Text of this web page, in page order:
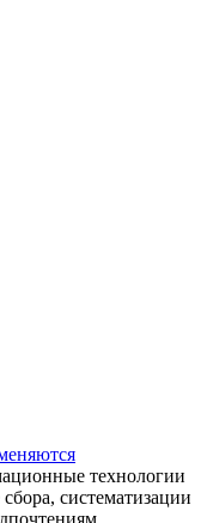
технологии
систематизации